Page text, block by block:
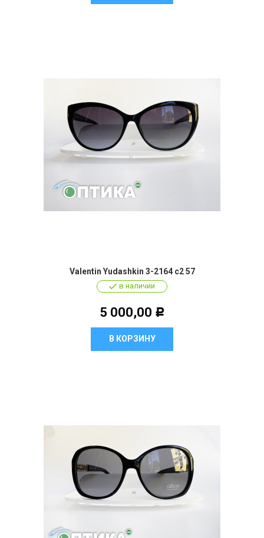
Valentin Yudashkin 3-2164 c2 57
в наличии
5 000,00 Р
В КОРЗИНУ